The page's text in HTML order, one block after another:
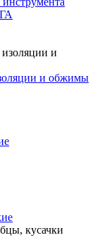
и обжимы